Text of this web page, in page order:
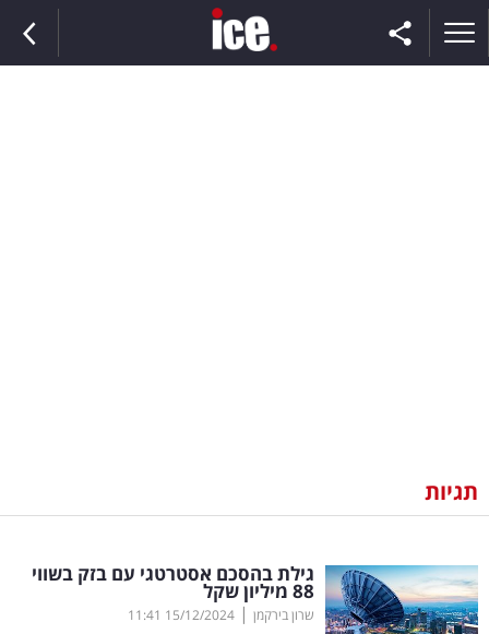
וצרכנות
דיגיטל
וטק
תגיות
גילת בהסכם אסטרטגי עם בזק בשווי
88 מיליון שקל
שרון בירקמן |
15/12/2024
11:41